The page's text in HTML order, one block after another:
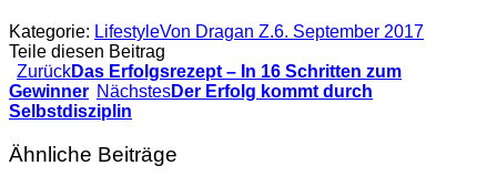
Kategorie: LifestyleVon Dragan Z.6. September 2017
Teile diesen Beitrag
Kommentarnavigation
ZurückVorheriger
Beitrag:
Das Erfolgsrezept – In 16 Schritten zum
Gewinner NächstesNächster
Der Erfolg kommt durch
Selbstdisziplin
Ähnliche Beiträge